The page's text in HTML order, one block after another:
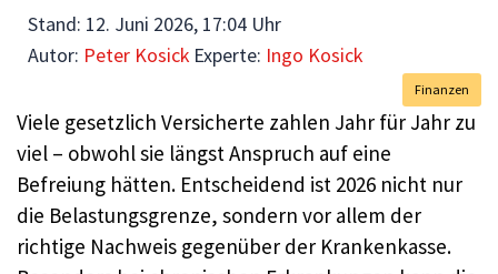
Stand: 12. Juni 2026, 17:04 Uhr
Autor: Peter Kosick Experte: Ingo Kosick
Finanzen
Viele gesetzlich Versicherte zahlen Jahr für Jahr zu
viel – obwohl sie längst Anspruch auf eine
Befreiung hätten. Entscheidend ist 2026 nicht nur
die Belastungsgrenze, sondern vor allem der
richtige Nachweis gegenüber der Krankenkasse.